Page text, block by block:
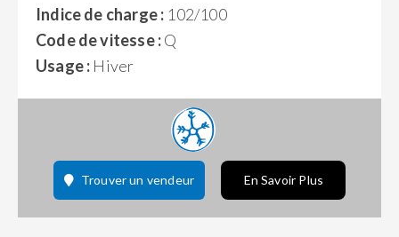
Indice de charge : 102/100
Code de vitesse :Q
Usage : Hiver
Trouver un vendeur En Savoir Plus